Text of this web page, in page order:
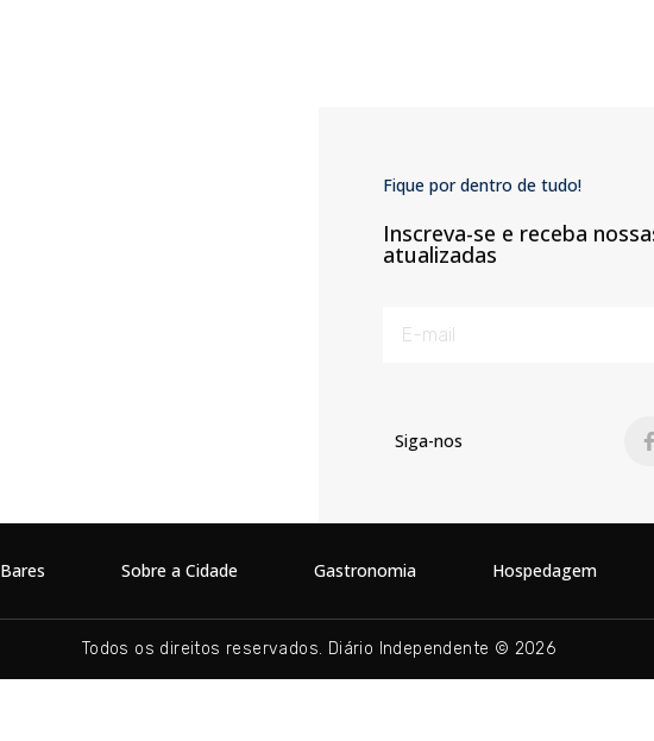
Fique por dentro de tudo!
Inscreva-se e receba
atualizadas
Siga-nos
Bares Sobre a Cidade Gastronomia Hospedagem
Todos os direitos reservados. Diário Independente © 2026